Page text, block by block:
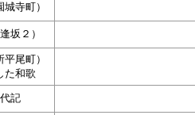
寺町）
坂２）
尾町）
た和歌
記